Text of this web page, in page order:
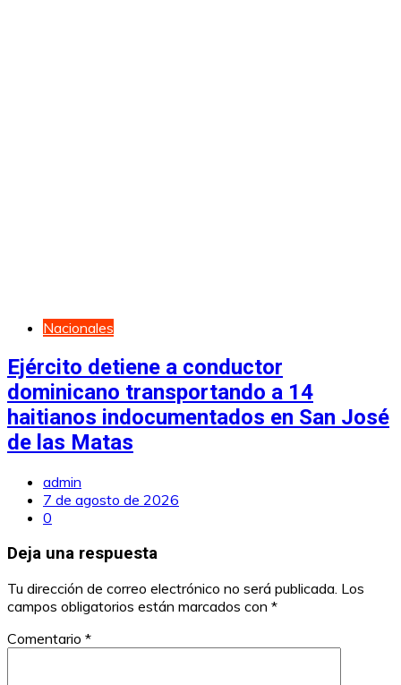
Nacionales
Ejército detiene a conductor
dominicano transportando a 14
haitianos indocumentados en San José
de las Matas
admin
7 de agosto de 2026
0
Deja una respuesta
Tu dirección de correo electrónico no será publicada. Los
campos obligatorios están marcados con *
Comentario *